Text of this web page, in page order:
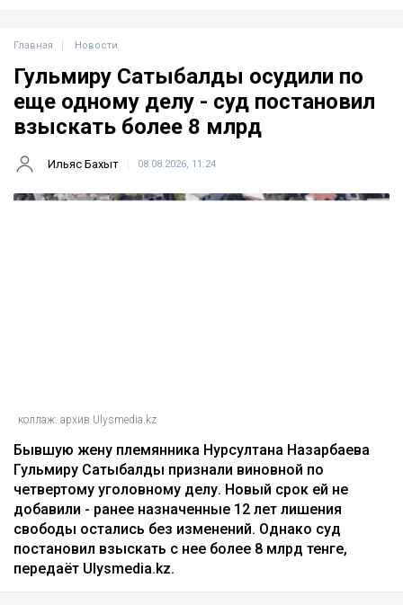
Главная Новости
Гульмиру Сатыбалды осудили по
еще одному делу - суд постановил
взыскать более 8 млрд
Ильяс Бахыт 08.08.2026, 11:24
коллаж: архив Ulysmedia.kz
Бывшую жену племянника Нурсултана Назарбаева
Гульмиру Сатыбалды признали виновной по
четвертому уголовному делу. Новый срок ей не
добавили - ранее назначенные 12 лет лишения
свободы остались без изменений. Однако суд
постановил взыскать с нее более 8 млрд тенге,
передаёт Ulysmedia.kz.